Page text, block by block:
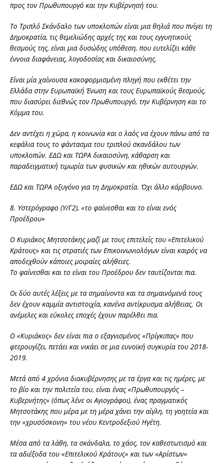
προς τον Πρωθυπουργό και την Κυβέρνησή του.
Το Τριπλό Σκάνδαλο των υποκλοπών είναι μια θηλιά που πνίγει τη
Δημοκρατία, τις θεμελιώδης αρχές της και τους εγγυητικούς
θεσμούς της, είναι μια δυσώδης υπόθεση, που ευτελίζει κάθε
έννοια διαφάνειας, λογοδοσίας και δικαιοσύνης.
Είναι μία χαίνουσα κακοφορμισμένη πληγή που εκθέτει την
Ελλάδα στην Ευρωπαϊκή Ένωση και τους Ευρωπαϊκούς θεσμούς,
που διασύρει διεθνώς τον Πρωθυπουργό, την Κυβέρνηση και το
Κόμμα του.
Δεν αντέχει η χώρα, η κοινωνία και ο λαός να έχουν πάνω από τα
κεφάλια τους το φάντασμα του τριπλού σκανδάλου των
υποκλοπών. ΕΔΩ και ΤΩΡΑ δικαιοσύνη, κάθαρση και
παραδειγματική τιμωρία των φυσικών και ηθικών αυτουργών.
ΕΔΩ και ΤΩΡΑ οξυγόνο για τη Δημοκρατία. Όχι άλλο κάρβουνο.
8. Υστερόγραφο (Υ/Γ2), «το φαίνεσθαι και το είναι ενός
Προέδρου»
Ο Κυριάκος Μητσοτάκης μαζί με τους επιτελείς του «Επιτελικού
Κράτους» και τις στρατιές των Επικοινωνιολόγων είναι καιρός να
αποδεχθούν κάποιες μοιραίες αλήθειες.
Το φαίνεσθαι και το είναι του Προέδρου δεν ταυτίζονται πια.
Οι δύο αυτές λέξεις με τα σημαίνοντα και τα σημαινόμενά τους
δεν έχουν καμμία αντιστοιχία, κανένα αντίκρυσμα αλήθειας. Οι
ανέμελες και εύκολες εποχές έχουν παρέλθει πια.
Ο «Κυριάκος» δεν είναι πια ο εξαγνισμένος «Πρίγκιπας» που
φτερουγίζει, πετάει και νικάει σε μια ευνοϊκή συγκυρία του 2018-
2019.
Μετά από 4 χρόνια διακυβέρνησης με τα έργα και τις ημέρες, με
το βίο και την πολιτεία του, είναι ένας «Πρωθυπουργός –
Κυβερνήτης» (όπως λένε οι Αγιογράφοι), ένας πραγματικός
Μητσοτάκης που μέρα με τη μέρα χάνει την αίγλη, τη γοητεία και
την «χρυσόσκονη» του νέου Κεντροδεξιού Ηγέτη.
Μέσα από τα λάθη, τα σκάνδαλα, το χάος, τον καθεστωτισμό και
τα αδιέξοδα του «Επιτελικού Κράτους» και των «Αρίστων»